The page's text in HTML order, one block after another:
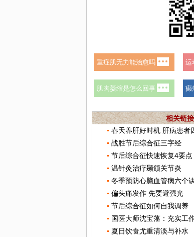
相关链接
春天养肝好时机 肝病患者
战胜节后综合征三字经
节后综合征快速恢复4要点
温针灸治疗颞颌关节炎
冬季预防心脑血管病六个
偏头痛发作 先要避强光
节后综合征如何自我调养
国医大师沈宝藩：充实工
夏日饮食尤重清淡与补水